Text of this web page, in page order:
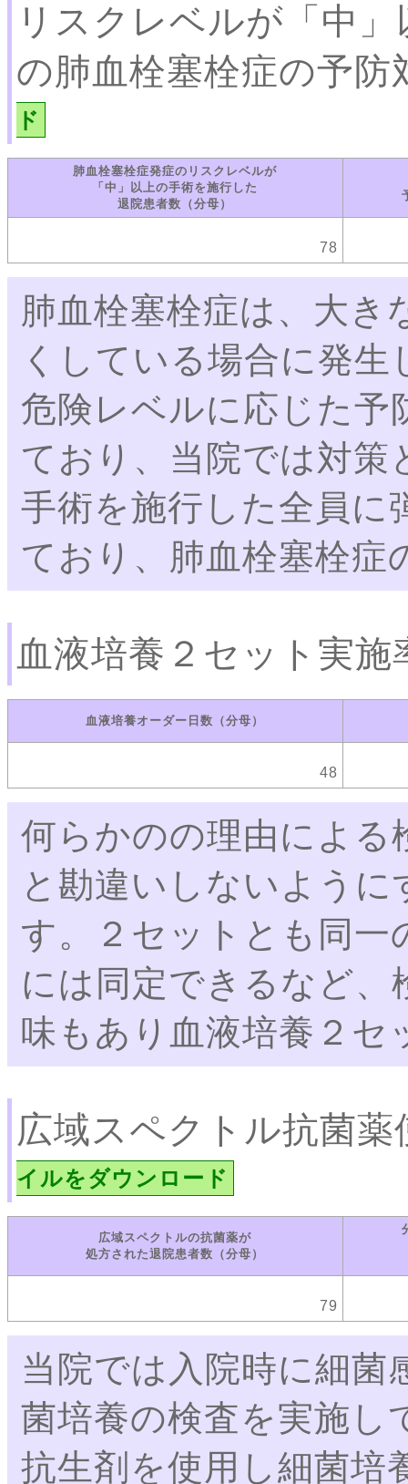
リスクレベルが「中
の肺血栓塞栓症の予防
ド
肺血栓塞栓症発症のリスクレベルが
「中」以上の手術を施行した
退院患者数（分母）
78
肺血栓塞栓症は、大き
くしている場合に発
危険レベルに応じた予
ており、当院では対策
手術を施行した全員に
ており、肺血栓塞栓症
血液培養２セット実施
血液培養オーダー日数（分母）
48
何らかのの理由による
と勘違いしないよう
す。２セットとも同一
には同定できるなど、
味もあり血液培養２セ
広域スペクトル抗菌
イルをダウンロード
広域スペクトルの抗菌薬が
処方された退院患者数（分母）
79
当院では入院時に細菌
菌培養の検査を実施し
抗生剤を使用し細菌培